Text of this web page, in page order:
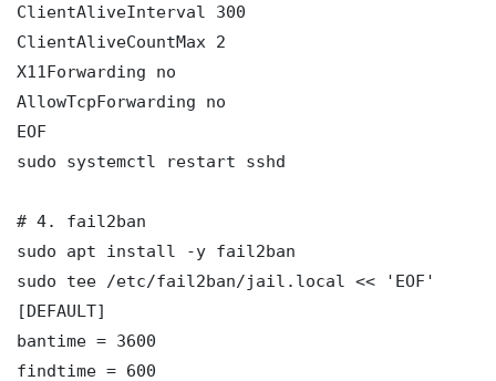
ClientAliveInterval 300
ClientAliveCountMax 2
X11Forwarding no
AllowTcpForwarding no
EOF
sudo systemctl restart sshd
# 4. fail2ban
sudo apt install -y fail2ban
sudo tee /etc/fail2ban/jail.local << 'EOF'
[DEFAULT]
bantime = 3600
findtime = 600